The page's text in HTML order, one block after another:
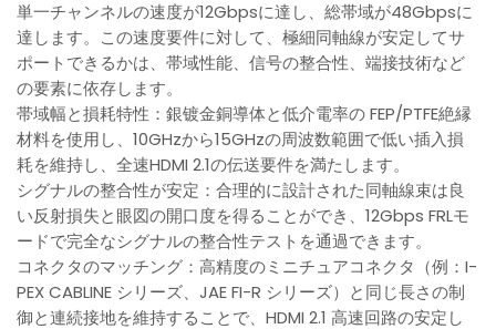
単一チャンネルの速度が12Gbpsに達し、総帯域が48Gbpsに
達します。この速度要件に対して、極細同軸線が安定してサ
ポートできるかは、帯域性能、信号の整合性、端接技術など
の要素に依存します。
帯域幅と損耗特性：銀镀金銅導体と低介電率の FEP/PTFE絶縁
材料を使用し、10GHzから15GHzの周波数範囲で低い插入損
耗を維持し、全速HDMI 2.1の伝送要件を満たします。
シグナルの整合性が安定：合理的に設計された同軸線束は良
い反射損失と眼図の開口度を得ることができ、12Gbps FRLモ
ードで完全なシグナルの整合性テストを通過できます。
コネクタのマッチング：高精度のミニチュアコネクタ（例：I-
PEX CABLINE シリーズ、JAE FI-R シリーズ）と同じ長さの制
御と連続接地を維持することで、HDMI 2.1 高速回路の安定し